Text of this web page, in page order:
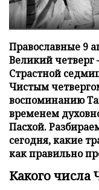
Православные 9
Великий
Страстной
Чистым
воспоминанию
временем
Пасхой.
сегодня, какие
как правильно
Какого числа